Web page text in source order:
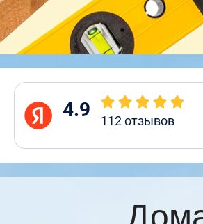
4.9 112отзывов